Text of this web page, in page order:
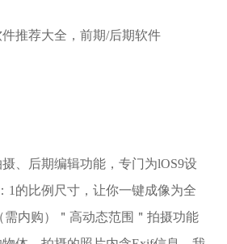
、后期编辑功能，专门为lOS9设
1的比例尺寸，让你一键成像为全
内购）＂高动态范围＂拍摄功能